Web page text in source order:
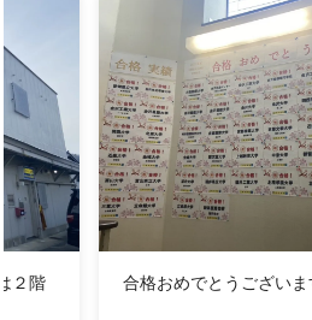
・授業以外の時でも自習可能
→夏期講習について、詳しくは
★夏期特別休講日のお知らせ★
2026年8月12日（水）～2026年
年8月31日（月）は夏期特別休講
２階 合格おめでとうございま